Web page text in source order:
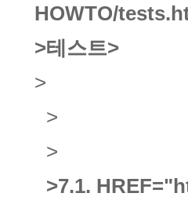
HOWTO/
>테스트>
>
>
>
>7.1.